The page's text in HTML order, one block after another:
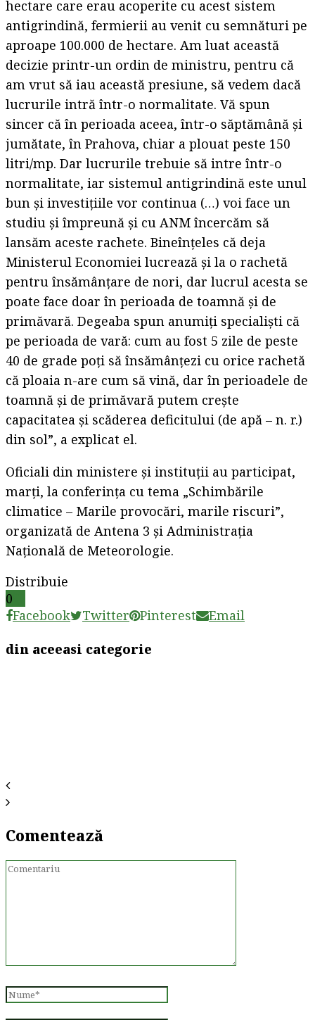
hectare care erau acoperite cu acest sistem
antigrindină, fermierii au venit cu semnături pe
aproape 100.000 de hectare. Am luat această
decizie printr-un ordin de ministru, pentru că
am vrut să iau această presiune, să vedem dacă
lucrurile intră într-o normalitate. Vă spun
sincer că în perioada aceea, într-o săptămână şi
jumătate, în Prahova, chiar a plouat peste 150
litri/mp. Dar lucrurile trebuie să intre într-o
normalitate, iar sistemul antigrindină este unul
bun şi investiţiile vor continua (…) voi face un
studiu şi împreună şi cu ANM încercăm să
lansăm aceste rachete. Bineînţeles că deja
Ministerul Economiei lucrează şi la o rachetă
pentru însămânţare de nori, dar lucrul acesta se
poate face doar în perioada de toamnă şi de
primăvară. Degeaba spun anumiţi specialişti că
pe perioada de vară: cum au fost 5 zile de peste
40 de grade poţi să însămânţezi cu orice rachetă
că ploaia n-are cum să vină, dar în perioadele de
toamnă şi de primăvară putem creşte
capacitatea şi scăderea deficitului (de apă – n. r.)
din sol”, a explicat el.
Oficiali din ministere şi instituţii au participat,
marţi, la conferinţa cu tema „Schimbările
climatice – Marile provocări, marile riscuri”,
organizată de Antena 3 şi Administraţia
Naţională de Meteorologie.
Distribuie
0
Facebook
Twitter Pinterest
Email
din aceeasi categorie
Comentează